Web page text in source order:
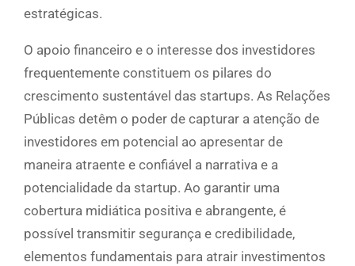
estratégicas.
O apoio financeiro e o interesse dos investidores
frequentemente constituem os pilares do
crescimento sustentável das startups. As Relações
Públicas detêm o poder de capturar a atenção de
investidores em potencial ao apresentar de
maneira atraente e confiável a narrativa e a
potencialidade da startup. Ao garantir uma
cobertura midiática positiva e abrangente, é
possível transmitir segurança e credibilidade,
elementos fundamentais para atrair investimentos